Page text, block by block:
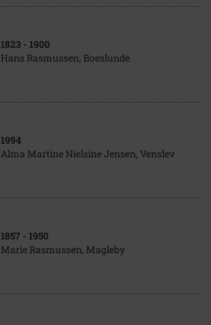
1823 - 1900
Hans Rasmussen, Boeslunde
1994
Alma Martine Nielsine Jensen, Venslev
1857 - 1950
Marie Rasmussen, Magleby